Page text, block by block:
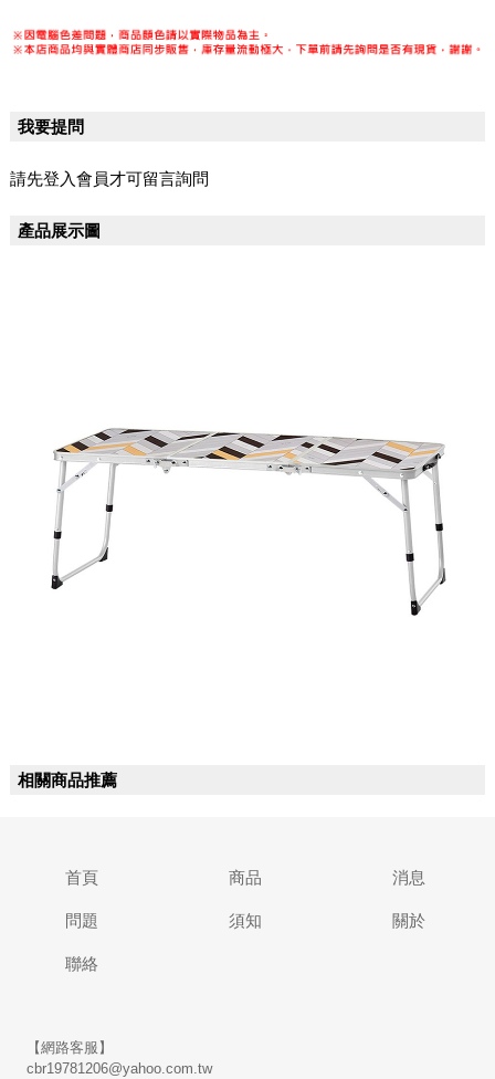
我要提問
請先登入會員才可留言詢問
產品展示圖
相關商品推薦
首頁 商品 消息
問題 須知 關於
聯絡
【網路客服】
cbr19781206@yahoo.com.tw